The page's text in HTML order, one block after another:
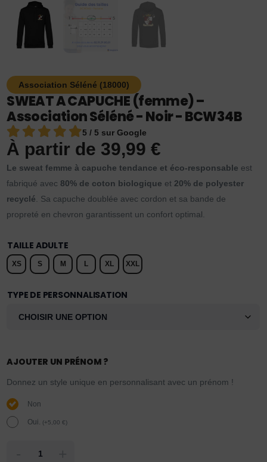
Association Séléné (18000)
SWEAT A CAPUCHE (femme) –
Association Séléné - Noir - BCW34B
5 / 5 sur Google
À partir de 39,99€
Le sweat femme à capuche tendance et éco-responsable est
fabriqué avec 80% de coton biologique et 20% de polyester
recyclé . Sa capuche doublée avec cordon et sa bande de
propreté en chevron garantissent un confort optimal.
TAILLE ADULTE
XS S M L XL XXL
TYPE DE PERSONNALISATION
AJOUTER UN PRÉNOM ?
Donnez un style unique en personnalisant avec un prénom !
Non
Oui. (+5,00€)